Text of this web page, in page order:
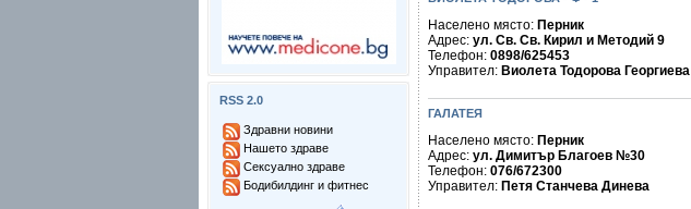
RSS 2.0
Здравни новини
Нашето здраве
Сексуално здраве
Бодибилдинг и фитнес
Населено място: Перник
Адрес: ул. Св. Св. Кирил и Методий 9
Телефон: 0898/625453
Управител: Виолета Тодорова Георгиева
ГАЛАТЕЯ
Населено място: Перник
Адрес: ул. Димитър Благоев №30
Телефон: 076/672300
Управител: Петя Станчева Динева